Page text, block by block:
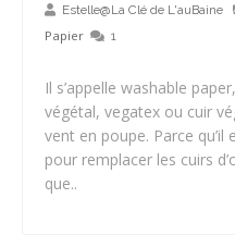
Estelle@La Clé de L'auBaine
Papier 1
Il s’appelle washable
végétal, vegatex ou cuir
vent en poupe. Parce
pour remplacer les cuirs
que..